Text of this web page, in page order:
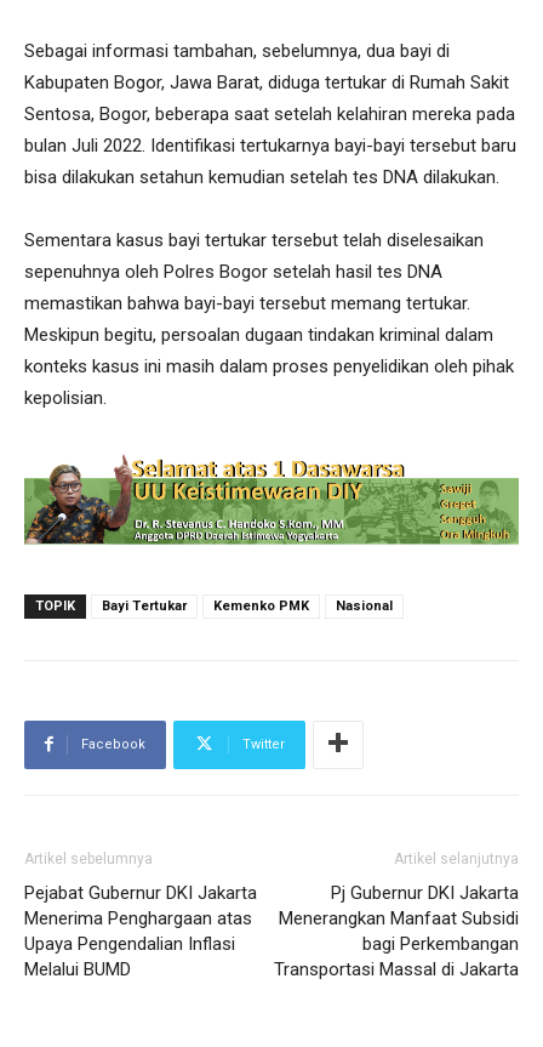
Sebagai informasi tambahan, sebelumnya, dua bayi di
Kabupaten Bogor, Jawa Barat, diduga tertukar di Rumah Sakit
Sentosa, Bogor, beberapa saat setelah kelahiran mereka pada
bulan Juli 2022. Identifikasi tertukarnya bayi-bayi tersebut baru
bisa dilakukan setahun kemudian setelah tes DNA dilakukan.
Sementara kasus bayi tertukar tersebut telah diselesaikan
sepenuhnya oleh Polres Bogor setelah hasil tes DNA
memastikan bahwa bayi-bayi tersebut memang tertukar.
Meskipun begitu, persoalan dugaan tindakan kriminal dalam
konteks kasus ini masih dalam proses penyelidikan oleh pihak
kepolisian.
TOPIK Bayi Tertukar Kemenko PMK Nasional
Facebook Twitter
Artikel sebelumnya
Pejabat Gubernur DKI Jakarta
Menerima Penghargaan atas
Upaya Pengendalian Inflasi
Melalui BUMD
Artikel selanjutnya
Pj Gubernur DKI Jakarta
Menerangkan Manfaat Subsidi
bagi Perkembangan
Transportasi Massal di Jakarta